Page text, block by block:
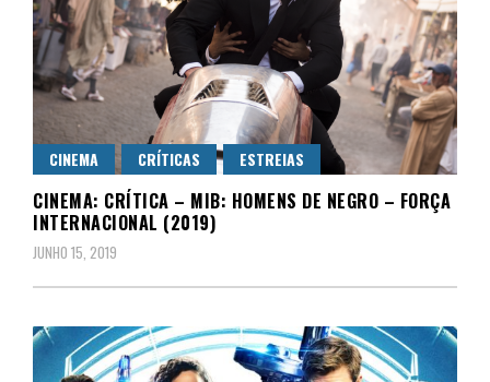
CINEMA CRÍTICAS ESTREIAS
CINEMA: CRÍTICA – MIB: HOMENS DE NEGRO – FORÇA
INTERNACIONAL (2019)
JUNHO 15, 2019